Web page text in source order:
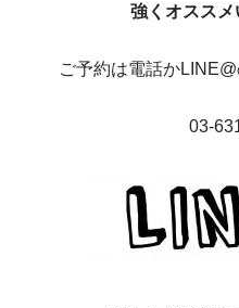
強くオススメ
ご予約は電話か
03-